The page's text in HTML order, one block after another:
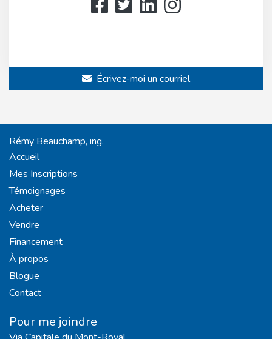
Écrivez-moi un courriel
Rémy Beauchamp, ing.
Accueil
Mes Inscriptions
Témoignages
Acheter
Vendre
Financement
À propos
Blogue
Contact
Pour me joindre